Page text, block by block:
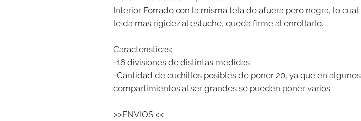
Interior Forrado con la misma tela de afuera pero negra, lo cual
le da mas rigidez al estuche, queda firme al enrollarlo.
Características:
-16 divisiones de distintas medidas
-Cantidad de cuchillos posibles de poner 20, ya que en algunos
compartimientos al ser grandes se pueden poner varios.
>>ENVIOS <<